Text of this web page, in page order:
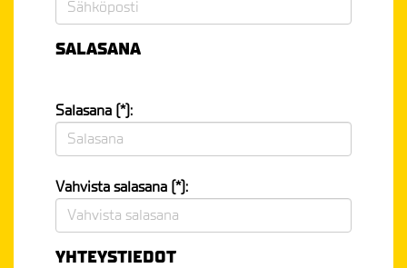
SALASANA
Salasana (*):
Vahvista salasana (*):
YHTEYSTIEDOT